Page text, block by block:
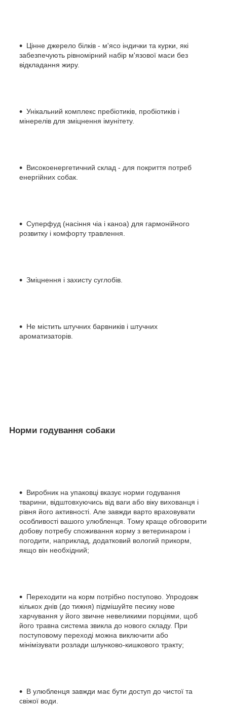
Цінне джерело білків - м'ясо індички та курки, які
забезпечують рівномірний набір м'язової маси без
відкладання жиру.
Унікальний комплекс пребіотиків, пробіотиків і
мінерелів для зміцнення імунітету.
Високоенергетичний склад - для покриття потреб
енергійних собак.
Суперфуд (насіння чіа і каноа) для гармонійного
розвитку і комфорту травлення.
Зміцнення і захисту суглобів.
Не містить штучних барвників і штучних
ароматизаторів.
Норми годування собаки
Виробник на упаковці вказує норми годування
тварини, відштовхуючись від ваги або віку вихованця і
рівня його активності. Але завжди варто враховувати
особливості вашого улюбленця. Тому краще обговорити
добову потребу споживання корму з ветеринаром і
погодити, наприклад, додатковий вологий прикорм,
якщо він необхідний;
Переходити на корм потрібно поступово. Упродовж
кількох днів (до тижня) підмішуйте песику нове
харчування у його звичне невеликими порціями, щоб
його травна система звикла до нового складу. При
поступовому переході можна виключити або
мінімізувати розлади шлунково-кишкового тракту;
В улюбленця завжди має бути доступ до чистої та
свіжої води.